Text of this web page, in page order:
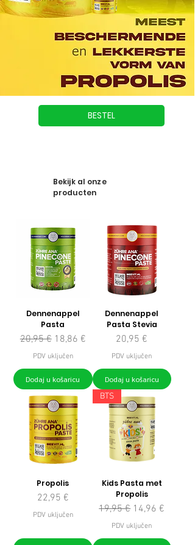
BESTEL
Bekijk al onze
producten
Dennenappel
Pasta
Redovna cijena
20,95 € Cijena s popustom
18,86 €
PDV uključen
Dodaj u košaricu
Dennenappel
Pasta Stevia
Cijena
20,95 €
PDV uključen
Dodaj u košaricu
Propolis
Cijena
22,95 €
PDV uključen
BTS
Kids Pasta met
Propolis
Redovna cijena
19,95 € Cijena s
14,96 €
PDV uključen